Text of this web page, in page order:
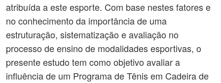
atribuída a este esporte. Com base nestes fatores e
no conhecimento da importância de uma
estruturação, sistematização e avaliação no
processo de ensino de modalidades esportivas, o
presente estudo tem como objetivo avaliar a
influência de um Programa de Tênis em Cadeira de